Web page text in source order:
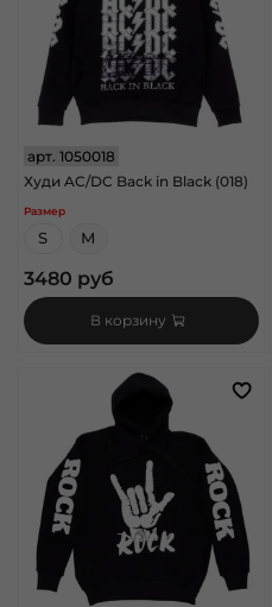
арт. 1050018
Худи AC/DC Back in Black (018)
Размер
S M
3480 руб
В корзину